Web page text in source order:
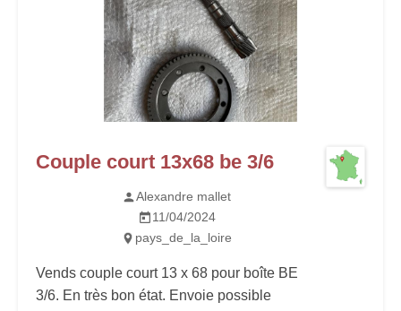
Couple court 13x68 be 3/6
Alexandre mallet
11/04/2024
pays_de_la_loire
Vends couple court 13 x 68 pour boîte BE
3/6. En très bon état. Envoie possible